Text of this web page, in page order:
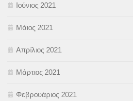
Ιούνιος 2021
Μάιος 2021
Απρίλιος 2021
Μάρτιος 2021
Φεβρουάριος 2021